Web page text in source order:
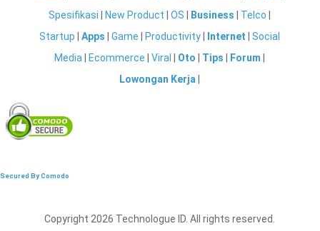
Spesifikasi
New Product |OS Business Telco
Startup |Apps |Game Productivity Internet |Social
Media
Ecommerce |Viral Oto Tips Forum
Lowongan Kerja
Secured By Comodo
Copyright 2026 Technologue ID. All rights reserved.